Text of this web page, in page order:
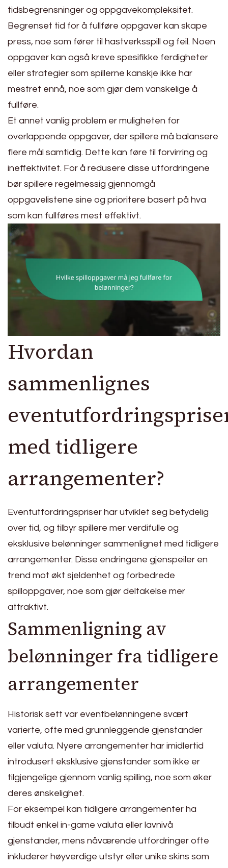
tidsbegrensninger og oppgavekompleksitet.
Begrenset tid for å fullføre oppgaver kan skape
press, noe som fører til hastverksspill og feil. Noen
oppgaver kan også kreve spesifikke ferdigheter
eller strategier som spillerne kanskje ikke har
mestret ennå, noe som gjør dem vanskelige å
fullføre.
Et annet vanlig problem er muligheten for
overlappende oppgaver, der spillere må balansere
flere mål samtidig. Dette kan føre til forvirring og
ineffektivitet. For å redusere disse utfordringene
bør spillere regelmessig gjennomgå
oppgavelistene sine og prioritere basert på hva
som kan fullføres mest effektivt.
Hvordan
sammenlignes
med tidligere
arrangementer?
Eventutfordringspriser har utviklet seg betydelig
over tid, og tilbyr spillere mer verdifulle og
eksklusive belønninger sammenlignet med tidligere
arrangementer. Disse endringene gjenspeiler en
trend mot økt sjeldenhet og forbedrede
spilloppgaver, noe som gjør deltakelse mer
attraktivt.
Sammenligning av
belønninger fra tidligere
arrangementer
Historisk sett var eventbelønningene svært
varierte, ofte med grunnleggende gjenstander
eller valuta. Nyere arrangementer har imidlertid
introdusert eksklusive gjenstander som ikke er
tilgjengelige gjennom vanlig spilling, noe som øker
deres ønskelighet.
For eksempel kan tidligere arrangementer ha
tilbudt enkel in-game valuta eller lavnivå
gjenstander, mens nåværende utfordringer ofte
inkluderer høyverdige utstyr eller unike skins som